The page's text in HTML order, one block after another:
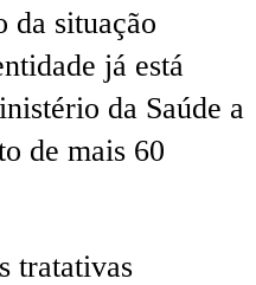
da situação
já está
da Saúde a
de mais 60
tratativas